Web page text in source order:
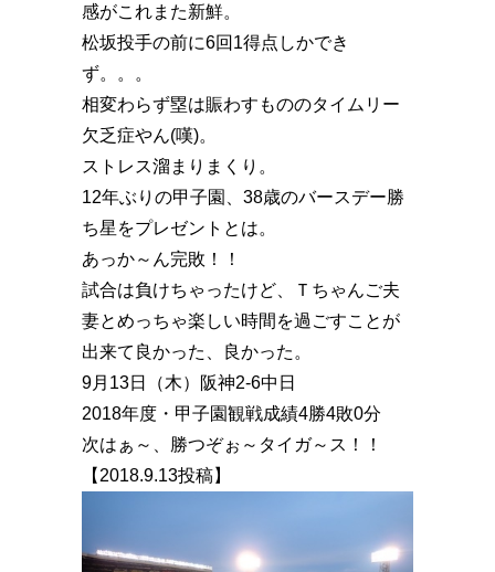
感がこれまた新鮮。
松坂投手の前に6回1得点しかでき
ず。。。
相変わらず塁は賑わすもののタイムリー
欠乏症やん(嘆)。
ストレス溜まりまくり。
12年ぶりの甲子園、38歳のバースデー勝
ち星をプレゼントとは。
あっか～ん完敗！！
試合は負けちゃったけど、Ｔちゃんご夫
妻とめっちゃ楽しい時間を過ごすことが
出来て良かった、良かった。
9月13日（木）阪神2-6中日
2018年度・甲子園観戦成績4勝4敗0分
次はぁ～、勝つぞぉ～タイガ～ス！！
【2018.9.13投稿】